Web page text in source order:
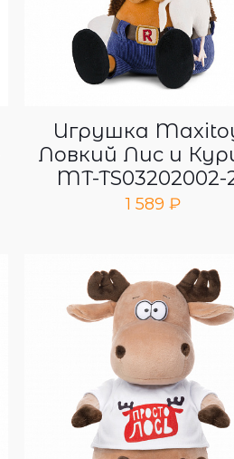
Игрушка
Ловкий Лис и
MT-TS03202002-
1 589₽